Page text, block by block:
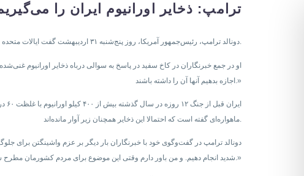
ترامپ: ذخایر اورانیوم ایران را
دونالد ترامپ، رئیس‌جمهور آمریکا، روز پنج‌شنبه ۳۱ اردیبهشت گفت ایالات متحده با دریافت عوارض از کشتی‌ها در تنگه هرمز موافق نیست و ذخایر اورانیوم با غنای بالای ایران را به دست خواهد آورد.
او در جمع خبرنگاران در کاخ سفید در پاسخ به سوالی درباه ذخایر اورانیوم
اجازه بدهیم آنها آن را داشته باشند.»
دونالد ترامپ در گفت‌وگوی خود با خبرنگاران بار دیگر بر عزم واشینگتن برای
شدید انجام دهیم. و من باور دارم وقتی این موضوع برای مردم کشورمان مطرح شود، همه موافق خواهند بود که نمی‌توانیم اجازه دهیم ایران سلاح هسته‌ای داشته باشد.»